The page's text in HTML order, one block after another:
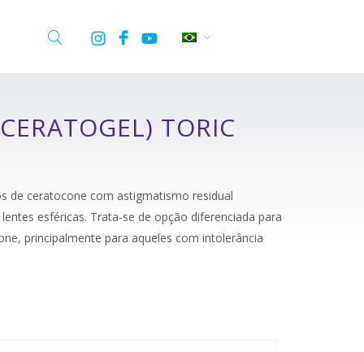
TORIC
de ceratocone com astigmatismo residual
esféricas. Trata-se de opção diferenciada para
principalmente para aqueles com intolerância